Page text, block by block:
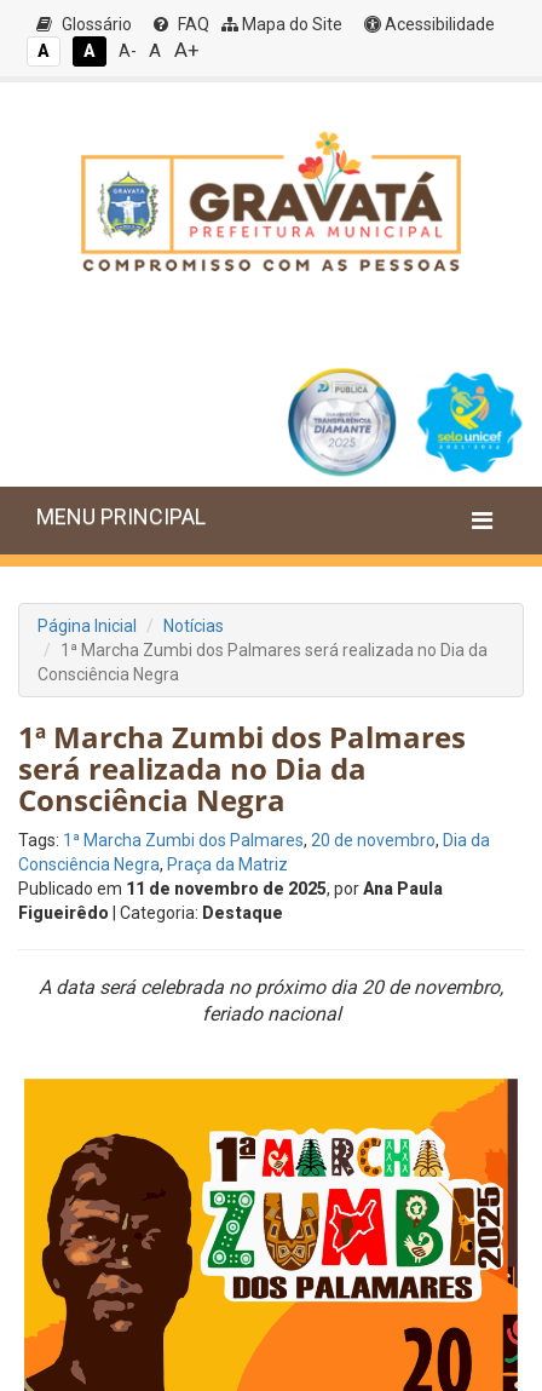
Glossário FAQ Mapa do Site
Acessibilidade
A
A A- A A+
MENU PRINCIPAL
Página Inicial
Notícias
1ª Marcha Zumbi dos Palmares será realizada no Dia da
Consciência Negra
1ª Marcha Zumbi dos Palmares
será realizada no Dia da
Consciência Negra
Tags: 1ª Marcha Zumbi dos Palmares, 20 de novembro, Dia da
Consciência Negra, Praça da Matriz
Publicado em 11 de novembro de 2025, porAna Paula
Figueirêdo | Categoria: Destaque
A data será celebrada no próximo dia 20 de novembro,
feriado nacional